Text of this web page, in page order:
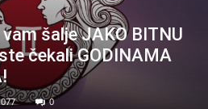
šalje JAKO BITNU
čekali GODINAMA
0